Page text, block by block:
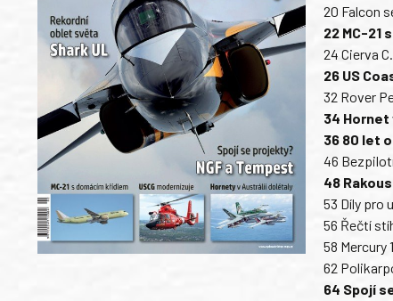
20 Falcon
22 MC-21
24 Cierva
26 US
32 Rover
34
36 80 let
46
48
53 Díly pro
56 Řečtí
58 Mercury
62
64 Spojí